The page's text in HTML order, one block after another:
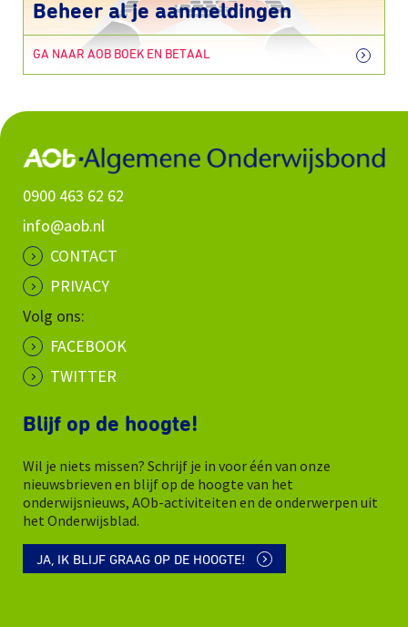
Beheer al je aanmeldingen
GA NAAR AOB BOEK EN BETAAL
0900 463 62 62
info@aob.nl
CONTACT
PRIVACY
Volg ons:
FACEBOOK
TWITTER
Blijf op de hoogte!
Wil je niets missen? Schrijf je in voor één van onze
nieuwsbrieven en blijf op de hoogte van het
onderwijsnieuws, AOb-activiteiten en de onderwerpen uit
het Onderwijsblad.
JA, IK BLIJF GRAAG OP DE HOOGTE!